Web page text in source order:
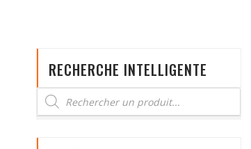
RECHERCHE INTELLIGENTE